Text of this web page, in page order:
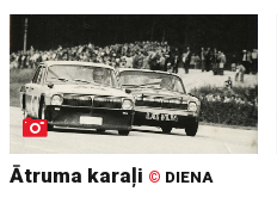
Ātruma karaļi © DIENA